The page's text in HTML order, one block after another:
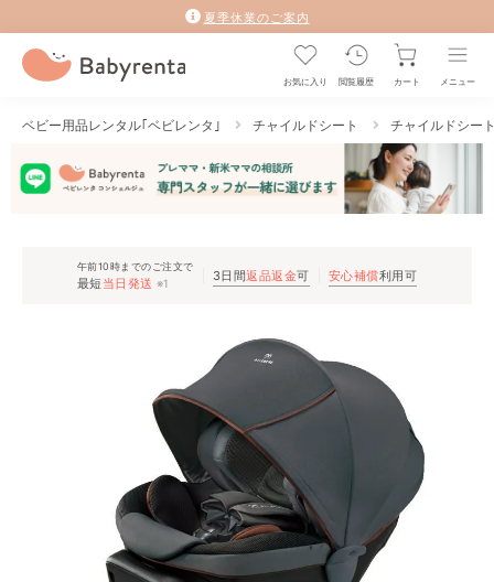
夏季休業のご案内
お気に入り 閲覧履歴 カート メニュー
ベビー用品レンタル｢ベビレンタ｣ チャイルドシート チャイルドシー
午前10時までのご注文で
最短 当日発送 ※1 3日間返品返金可 安心補償利用可